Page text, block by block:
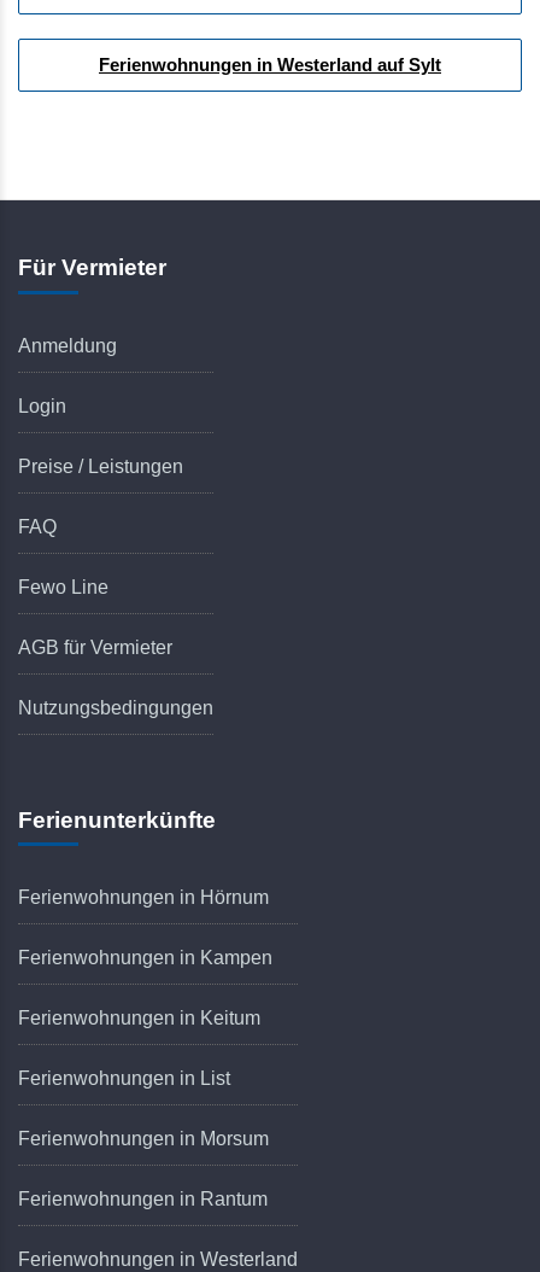
Ferienwohnungen in Westerland auf Sylt
Für Vermieter
Anmeldung
Login
Preise / Leistungen
FAQ
Fewo Line
AGB für Vermieter
Nutzungsbedingungen
Ferienunterkünfte
Ferienwohnungen in Hörnum
Ferienwohnungen in Kampen
Ferienwohnungen in Keitum
Ferienwohnungen in List
Ferienwohnungen in Morsum
Ferienwohnungen in Rantum
Ferienwohnungen in Westerland